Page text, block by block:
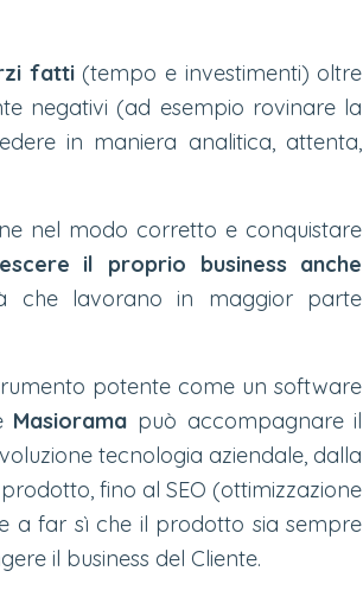
fatti(tempo e investimenti) oltre
negativi (ad esempio rovinare la
in maniera analitica, attenta,
nel modo corretto e conquistare
il proprio business anche
che lavorano in maggior parte
potente come un software
Masiorama può accompagnare il
tecnologia aziendale, dalla
fino al SEO (ottimizzazione
a far sì che il prodotto sia sempre
il business del Cliente.